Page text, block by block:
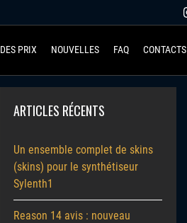
DES PRIX NOUVELLES FAQ CONTACTS
ARTICLES RÉCENTS
Un ensemble complet de skins
(skins) pour le synthétiseur
Sylenth1
Reason 14 avis : nouveau